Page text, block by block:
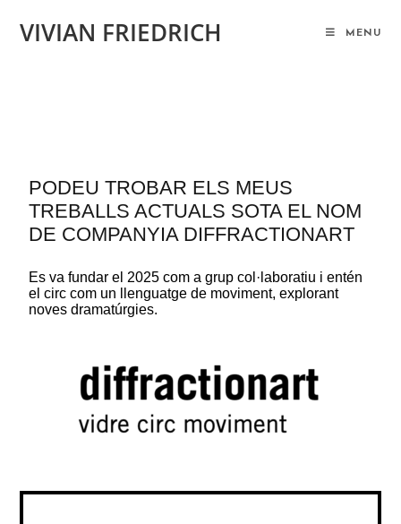
VIVIAN FRIEDRICH MENU
PODEU TROBAR ELS MEUS
TREBALLS ACTUALS SOTA EL NOM
DE COMPANYIA DIFFRACTIONART
Es va fundar el 2025 com a grup col·laboratiu i entén
el circ com un llenguatge de moviment, explorant
noves dramatúrgies.